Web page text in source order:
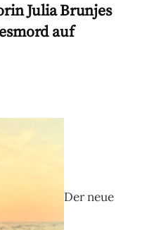
Julia Brunjes
auf
Der neue